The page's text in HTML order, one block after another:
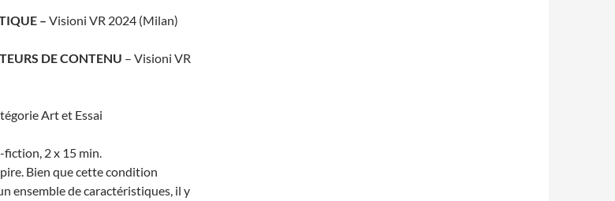
– Visioni VR 2024 (Milan)
DE CONTENU – Visioni VR
Art et Essai
2 x 15 min.
Bien que cette condition
ensemble de caractéristiques, il y